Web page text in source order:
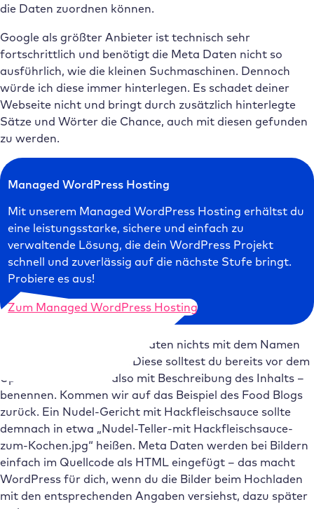
die Daten zuordnen können.
Google als größter Anbieter ist technisch sehr
fortschrittlich und benötigt die Meta Daten nicht so
ausführlich, wie die kleinen Suchmaschinen. Dennoch
würde ich diese immer hinterlegen. Es schadet deiner
Webseite nicht und bringt durch zusätzlich hinterlegte
Sätze und Wörter die Chance, auch mit diesen gefunden
zu werden.
Managed WordPress Hosting
Mit unserem Managed WordPress Hosting erhältst du
eine leistungsstarke, sichere und einfach zu
verwaltende Lösung, die dein WordPress Projekt
schnell und zuverlässig auf die nächste Stufe bringt.
Probiere es aus!
Zum Managed WordPress Hosting
Übrigens haben die Meta Daten nichts mit dem Namen
der Bild-Dateien zu tun. Diese solltest du bereits vor dem
Upload sprechend – also mit Beschreibung des Inhalts –
benennen. Kommen wir auf das Beispiel des Food Blogs
zurück. Ein Nudel-Gericht mit Hackfleischsauce sollte
demnach in etwa „Nudel-Teller-mit Hackfleischsauce-
zum-Kochen.jpg“ heißen. Meta Daten werden bei Bildern
einfach im Quellcode als HTML eingefügt – das macht
WordPress für dich, wenn du die Bilder beim Hochladen
mit den entsprechenden Angaben versiehst, dazu später